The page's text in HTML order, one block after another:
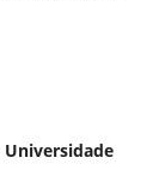
Universidade